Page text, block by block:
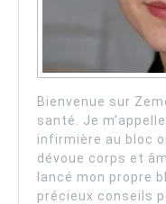
Bienvenue sur
santé. Je
infirmière au bloc
dévoue corps et
lancé mon propre
précieux conseils